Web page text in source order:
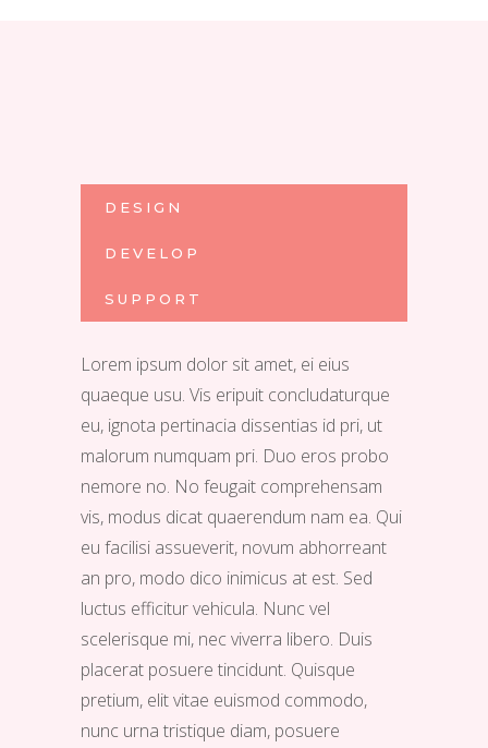
DESIGN
DEVELOP
SUPPORT
Lorem ipsum dolor sit amet, ei eius
quaeque usu. Vis eripuit concludaturque
eu, ignota pertinacia dissentias id pri, ut
malorum numquam pri. Duo eros probo
nemore no. No feugait comprehensam
vis, modus dicat quaerendum nam ea. Qui
eu facilisi assueverit, novum abhorreant
an pro, modo dico inimicus at est. Sed
luctus efficitur vehicula. Nunc vel
scelerisque mi, nec viverra libero. Duis
placerat posuere tincidunt. Quisque
pretium, elit vitae euismod commodo,
nunc urna tristique diam, posuere